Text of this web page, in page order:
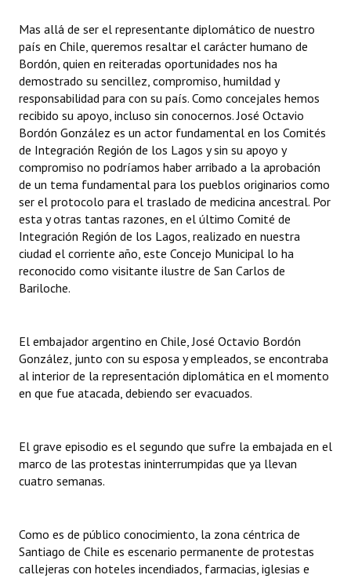
Datos Históricos
Premio al Mérito - Registro
Audiencias Públicas - Registro
Mujeres que Dejaron Huellas - Registro
Periodistas Decanos - Registro
Ciudadano Ilustre - Registro
Banca del Vecino - Registro
Huéspedes de Honor - Registro
Antiguos Pobladores - Registro
Bariloche, Municipio intercultural
Entrega de distinciones
Mas allá de ser el representante diplomático de nuestro
país en Chile, queremos resaltar el carácter humano de
Bordón, quien en reiteradas oportunidades nos ha
demostrado su sencillez, compromiso, humildad y
responsabilidad para con su país. Como concejales hemos
recibido su apoyo, incluso sin conocernos. José Octavio
Bordón González es un actor fundamental en los Comités
de Integración Región de los Lagos y sin su apoyo y
compromiso no podríamos haber arribado a la aprobación
de un tema fundamental para los pueblos originarios como
ser el protocolo para el traslado de medicina ancestral. Por
esta y otras tantas razones, en el último Comité de
Integración Región de los Lagos, realizado en nuestra
ciudad el corriente año, este Concejo Municipal lo ha
reconocido como visitante ilustre de San Carlos de
Bariloche.
El embajador argentino en Chile, José Octavio Bordón
González, junto con su esposa y empleados, se encontraba
al interior de la representación diplomática en el momento
en que fue atacada, debiendo ser evacuados.
El grave episodio es el segundo que sufre la embajada en el
marco de las protestas ininterrumpidas que ya llevan
cuatro semanas.
Como es de público conocimiento, la zona céntrica de
Santiago de Chile es escenario permanente de protestas
callejeras con hoteles incendiados, farmacias, iglesias e